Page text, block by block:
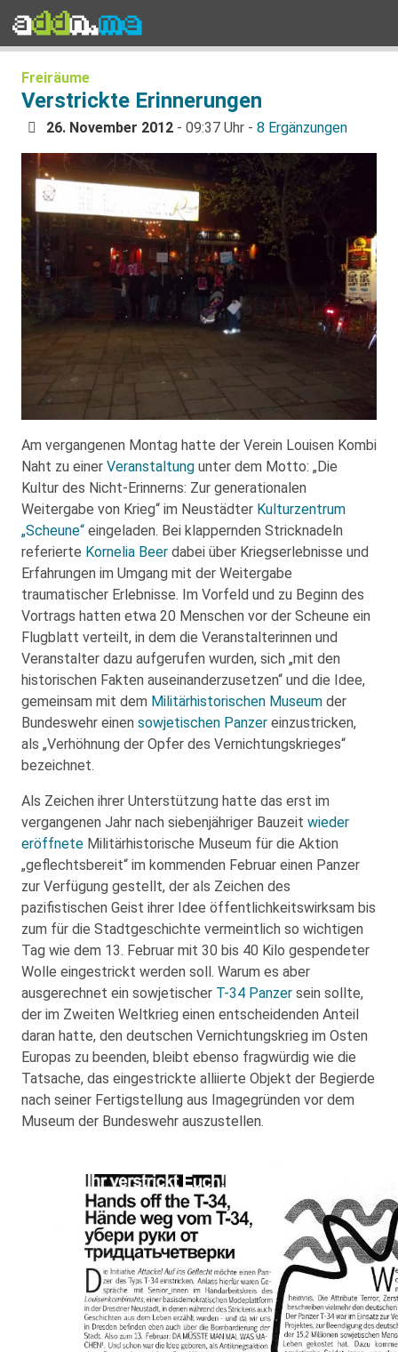
Freiräume
Verstrickte Erinnerungen
26. November 2012 - 09:37 Uhr - 8 Ergänzungen
Am vergangenen Montag hatte der Verein Louisen Kombi
Naht zu einer Veranstaltung unter dem Motto: „Die
Kultur des Nicht-Erinnerns: Zur generationalen
Weitergabe von Krieg“ im Neustädter Kulturzentrum
„Scheune“ eingeladen. Bei klappernden Stricknadeln
referierte Kornelia Beer dabei über Kriegserlebnisse und
Erfahrungen im Umgang mit der Weitergabe
traumatischer Erlebnisse. Im Vorfeld und zu Beginn des
Vortrags hatten etwa 20 Menschen vor der Scheune ein
Flugblatt verteilt, in dem die Veranstalterinnen und
Veranstalter dazu aufgerufen wurden, sich „mit den
historischen Fakten auseinanderzusetzen“ und die Idee,
gemeinsam mit dem Militärhistorischen Museum der
Bundeswehr einen sowjetischen Panzer einzustricken,
als „Verhöhnung der Opfer des Vernichtungskrieges“
bezeichnet.
Als Zeichen ihrer Unterstützung hatte das erst im
vergangenen Jahr nach siebenjähriger Bauzeit wieder
eröffnete Militärhistorische Museum für die Aktion
„geflechtsbereit“ im kommenden Februar einen Panzer
zur Verfügung gestellt, der als Zeichen des
pazifistischen Geist ihrer Idee öffentlichkeitswirksam bis
zum für die Stadtgeschichte vermeintlich so wichtigen
Tag wie dem 13. Februar mit 30 bis 40 Kilo gespendeter
Wolle eingestrickt werden soll. Warum es aber
ausgerechnet ein sowjetischer T-34 Panzer sein sollte,
der im Zweiten Weltkrieg einen entscheidenden Anteil
daran hatte, den deutschen Vernichtungskrieg im Osten
Europas zu beenden, bleibt ebenso fragwürdig wie die
Tatsache, das eingestrickte alliierte Objekt der Begierde
nach seiner Fertigstellung aus Imagegründen vor dem
Museum der Bundeswehr auszustellen.